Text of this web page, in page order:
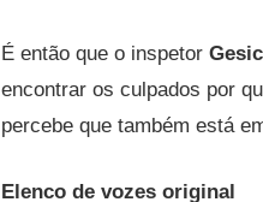
É então que o inspetor
encontrar os culpados por
percebe que também está
Elenco de vozes original